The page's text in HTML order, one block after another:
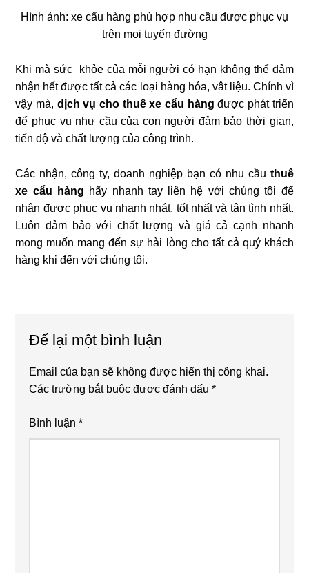
Hình ảnh: xe cẩu hàng phù hợp nhu cầu được phục vụ
trên mọi tuyến đường
Khi mà sức khỏe của mỗi người có hạn không thể đảm
nhận hết được tất cả các loại hàng hóa, vât liệu. Chính vì
vậy mà, dịch vụ cho thuê xe cẩu hàng được phát triển
để phục vụ như cầu của con người đảm bảo thời gian,
tiến độ và chất lượng của công trình.
Các nhận, công ty, doanh nghiệp bạn có nhu cầu thuê
xe cẩu hàng hãy nhanh tay liên hệ với chúng tôi để
nhận được phục vụ nhanh nhát, tốt nhất và tận tình nhất.
Luôn đảm bảo với chất lượng và giá cả cạnh nhanh
mong muốn mang đến sự hài lòng cho tất cả quý khách
hàng khi đến với chúng tôi.
Interactions
Để lại một bình luận
Email của bạn sẽ không được hiển thị công khai.
Các trường bắt buộc được đánh dấu*
Bình luận*